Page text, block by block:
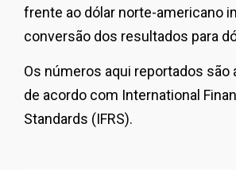
frente ao dólar norte-americano
conversão dos resultados para
Os números aqui reportados são
de acordo com International
Standards (IFRS).